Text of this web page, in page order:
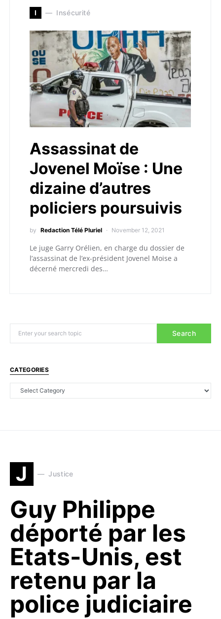
I Insécurité
Assassinat de
Jovenel Moïse : Une
dizaine d’autres
policiers poursuivis
by Redaction Télé Pluriel November 12, 2021
Le juge Garry Orélien, en charge du dossier de
l’assassinat de l’ex-président Jovenel Moise a
décerné mercredi des…
Search
CATEGORIES
J Justice
Guy Philippe
déporté par les
Etats-Unis, est
retenu par la
police judiciaire